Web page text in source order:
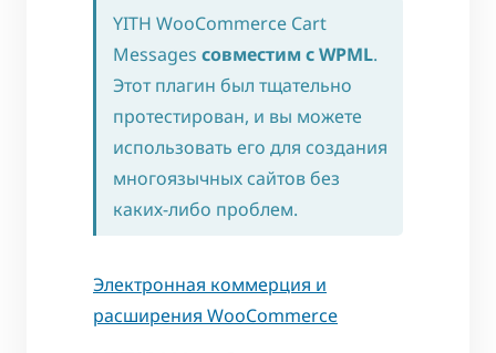
YITH WooCommerce Cart
Messages совместим с WPML.
Этот плагин был тщательно
протестирован, и вы можете
использовать его для создания
многоязычных сайтов без
каких-либо проблем.
Электронная коммерция и
расширения WooCommerce